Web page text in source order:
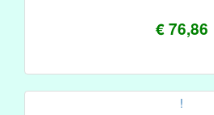
€ 76,86
!